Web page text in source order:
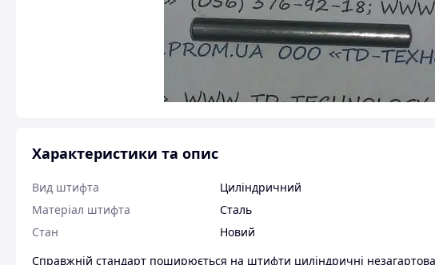
Характеристики та опис
Вид штифта
Циліндричний
Матеріал штифта
Сталь
Стан
Новий
Справжній стандарт поширюється на штифти циліндричні